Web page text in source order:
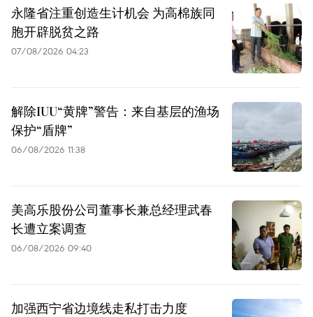
永隆省注重创造生计机会 为高棉族同
胞开辟脱贫之路
07/08/2026 04:23
解除IUU“黄牌”警告：来自基层的渔场
保护“盾牌”
06/08/2026 11:38
美高乐股份公司董事长兼总经理武春
长遭立案调查
06/08/2026 09:40
加强西宁省边境线走私打击力度